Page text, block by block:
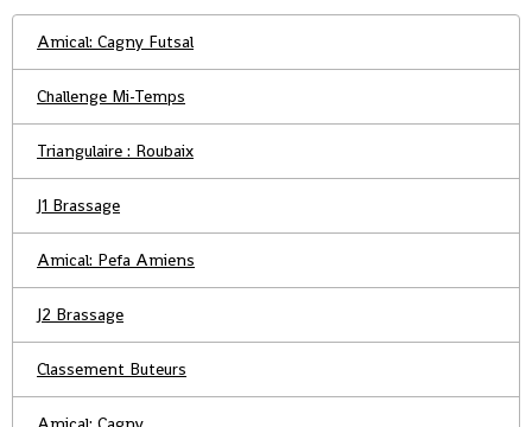
Amical: Cagny Futsal
Challenge Mi-Temps
Triangulaire : Roubaix
J1 Brassage
Amical: Pefa Amiens
J2 Brassage
Classement Buteurs